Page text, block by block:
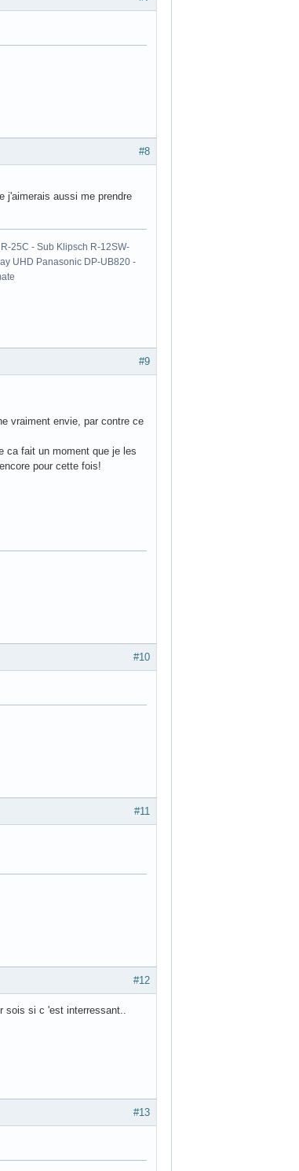
#8
j'aimerais aussi me prendre
25C - Sub Klipsch R-12SW-
UHD Panasonic DP-UB820 -
#9
vraiment envie, par contre ce
ca fait un moment que je les
pour cette fois!
#10
#11
#12
si c 'est interressant..
#13